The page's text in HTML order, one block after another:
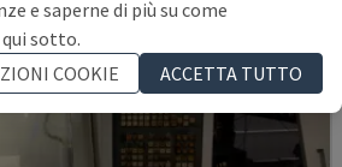
e saperne di più su come
sotto.
COOKIE
ACCETTA TUTTO